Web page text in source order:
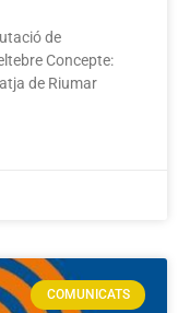
de
Concepte:
de Riumar
COMUNICATS